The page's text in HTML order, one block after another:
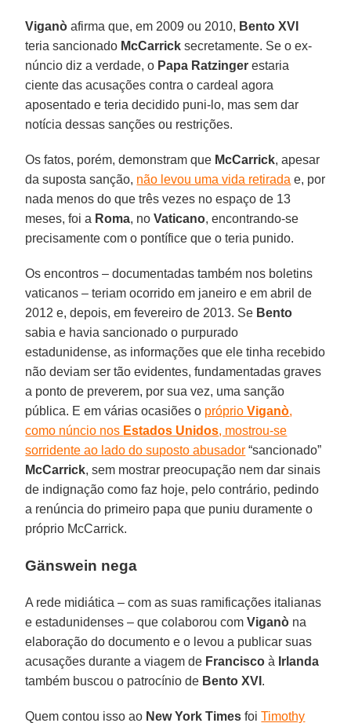
Viganò afirma que, em 2009 ou 2010, Bento XVI
teria sancionado McCarrick secretamente. Se o ex-
núncio diz a verdade, o Papa Ratzinger estaria
ciente das acusações contra o cardeal agora
aposentado e teria decidido puni-lo, mas sem dar
notícia dessas sanções ou restrições.
Os fatos, porém, demonstram que McCarrick, apesar
da suposta sanção, não levou uma vida retirada e, por
nada menos do que três vezes no espaço de 13
meses, foi a Roma, noVaticano, encontrando-se
precisamente com o pontífice que o teria punido.
Os encontros – documentadas também nos boletins
vaticanos – teriam ocorrido em janeiro e em abril de
2012 e, depois, em fevereiro de 2013. Se Bento
sabia e havia sancionado o purpurado
estadunidense, as informações que ele tinha recebido
não deviam ser tão evidentes, fundamentadas graves
a ponto de preverem, por sua vez, uma sanção
pública. E em várias ocasiões o próprioViganò,
como núncio nos Estados Unidos, mostrou-se
sorridente ao lado do suposto abusador “sancionado”
McCarrick, sem mostrar preocupação nem dar sinais
de indignação como faz hoje, pelo contrário, pedindo
a renúncia do primeiro papa que puniu duramente o
próprio McCarrick.
Gänswein nega
A rede midiática – com as suas ramificações italianas
e estadunidenses – que colaborou comViganò na
elaboração do documento e o levou a publicar suas
acusações durante a viagem de Francisco à Irlanda
também buscou o patrocínio de Bento XVI .
Quem contou isso ao New York Times foiTimothy